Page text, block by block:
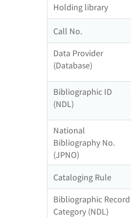
Holding library
Call No.
Data Provider
(Database)
Bibliographic ID
(NDL)
National
Bibliography No.
(JPNO)
Cataloging Rule
Bibliographic Record
Category (NDL)